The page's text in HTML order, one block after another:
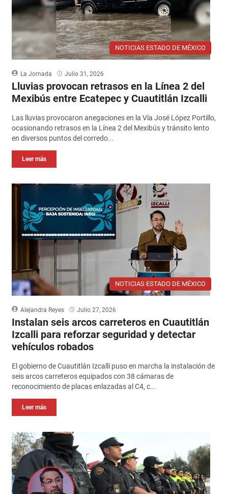
NOTICIAS ESTADO DE MÉXICO
La Jornada Julio 31, 2026
Lluvias provocan retrasos en la Línea 2 del
Mexibús entre Ecatepec y Cuautitlán Izcalli
Las lluvias provocaron anegaciones en la Vía José López Portillo,
ocasionando retrasos en la Línea 2 del Mexibús y tránsito lento
en diversos puntos del corredo...
Leer más
NOTICIAS ESTADO DE MÉXICO
Alejandra Reyes Julio 27, 2026
Instalan seis arcos carreteros en Cuautitlán
Izcalli para reforzar seguridad y detectar
vehículos robados
El gobierno de Cuautitlán Izcalli puso en marcha la instalación de
seis arcos carreteros equipados con 38 cámaras de
reconocimiento de placas enlazadas al C4, c...
Leer más